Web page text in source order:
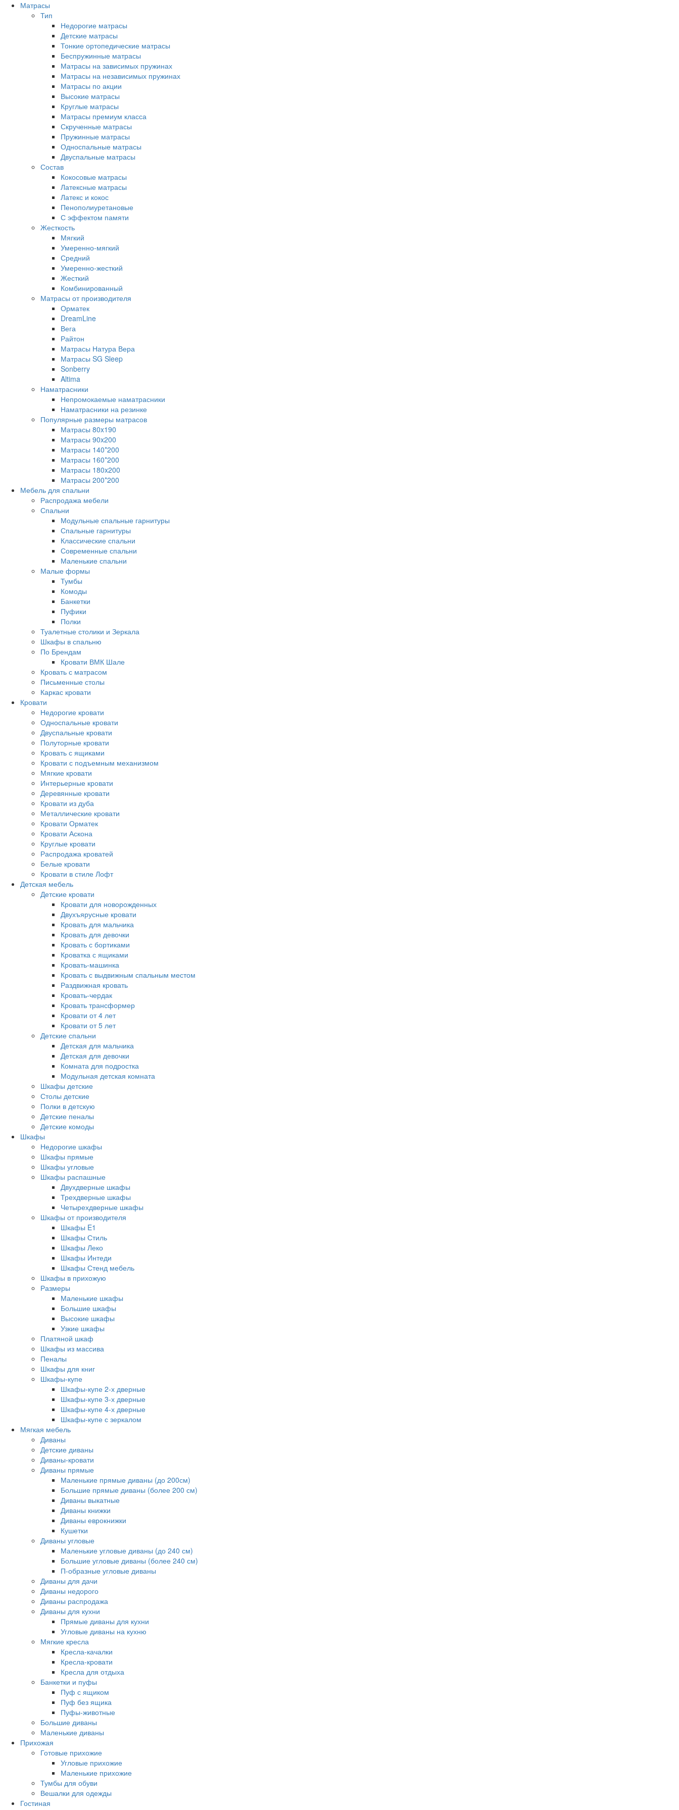
Матрасы
Тип
Недорогие матрасы
Детские матрасы
Тонкие ортопедические матрасы
Беспружинные матрасы
Матрасы на зависимых пружинах
Матрасы на независимых пружинах
Матрасы по акции
Высокие матрасы
Круглые матрасы
Матрасы премиум класса
Скрученные матрасы
Пружинные матрасы
Односпальные матрасы
Двуспальные матрасы
Состав
Кокосовые матрасы
Латексные матрасы
Латекс и кокос
Пенополиуретановые
С эффектом памяти
Жесткость
Мягкий
Умеренно-мягкий
Средний
Умеренно-жесткий
Жесткий
Комбинированный
Матрасы от производителя
Орматек
DreamLine
Вега
Райтон
Матрасы Натура Вера
Матрасы SG Sleep
Sonberry
Altima
Наматрасники
Непромокаемые наматрасники
Наматрасники на резинке
Популярные размеры матрасов
Матрасы 80x190
Матрасы 90x200
Матрасы 140*200
Матрасы 160*200
Матрасы 180x200
Матрасы 200*200
Мебель для спальни
Распродажа мебели
Спальни
Модульные спальные гарнитуры
Спальные гарнитуры
Классические спальни
Современные спальни
Маленькие спальни
Малые формы
Тумбы
Комоды
Банкетки
Пуфики
Полки
Туалетные столики и Зеркала
Шкафы в спальню
По Брендам
Кровати ВМК Шале
Кровать с матрасом
Письменные столы
Каркас кровати
Кровати
Недорогие кровати
Односпальные кровати
Двуспальные кровати
Полуторные кровати
Кровать с ящиками
Кровати с подъемным механизмом
Мягкие кровати
Интерьерные кровати
Деревянные кровати
Кровати из дуба
Металлические кровати
Кровати Орматек
Кровати Аскона
Круглые кровати
Распродажа кроватей
Белые кровати
Кровати в стиле Лофт
Детская мебель
Детские кровати
Кровати для новорожденных
Двухъярусные кровати
Кровать для мальчика
Кровать для девочки
Кровать с бортиками
Кроватка с ящиками
Кровать-машинка
Кровать с выдвижным спальным местом
Раздвижная кровать
Кровать-чердак
Кровать трансформер
Кровати от 4 лет
Кровати от 5 лет
Детские спальни
Детская для мальчика
Детская для девочки
Комната для подростка
Модульная детская комната
Шкафы детские
Столы детские
Полки в детскую
Детские пеналы
Детские комоды
Шкафы
Недорогие шкафы
Шкафы прямые
Шкафы угловые
Шкафы распашные
Двухдверные шкафы
Трехдверные шкафы
Четырехдверные шкафы
Шкафы от производителя
Шкафы E1
Шкафы Стиль
Шкафы Леко
Шкафы Интеди
Шкафы Стенд мебель
Шкафы в прихожую
Размеры
Маленькие шкафы
Большие шкафы
Высокие шкафы
Узкие шкафы
Платяной шкаф
Шкафы из массива
Пеналы
Шкафы для книг
Шкафы-купе
Шкафы-купе 2-х дверные
Шкафы-купе 3-х дверные
Шкафы-купе 4-х дверные
Шкафы-купе с зеркалом
Мягкая мебель
Диваны
Детские диваны
Диваны-кровати
Диваны прямые
Маленькие прямые диваны (до 200см)
Большие прямые диваны (более 200 см)
Диваны выкатные
Диваны книжки
Диваны еврокнижки
Кушетки
Диваны угловые
Маленькие угловые диваны (до 240 см)
Большие угловые диваны (более 240 см)
П-образные угловые диваны
Диваны для дачи
Диваны недорого
Диваны распродажа
Диваны для кухни
Прямые диваны для кухни
Угловые диваны на кухню
Мягкие кресла
Кресла-качалки
Кресла-кровати
Кресла для отдыха
Банкетки и пуфы
Пуф с ящиком
Пуф без ящика
Пуфы-животные
Большие диваны
Маленькие диваны
Прихожая
Готовые прихожие
Угловые прихожие
Маленькие прихожие
Тумбы для обуви
Вешалки для одежды
Гостиная